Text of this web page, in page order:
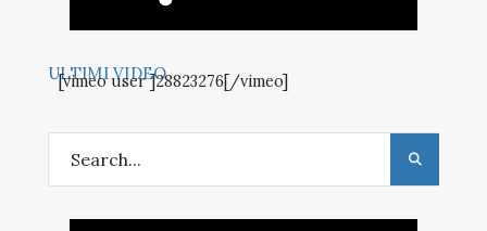
ULTIMI VIDEO
[vimeo user ]28823276[/vimeo]